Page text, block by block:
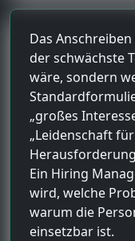
Das
der schwächste
wäre, sondern
„großes
„Leidenschaft
Ein Hiring
wird, welche
warum die
einsetzbar ist.